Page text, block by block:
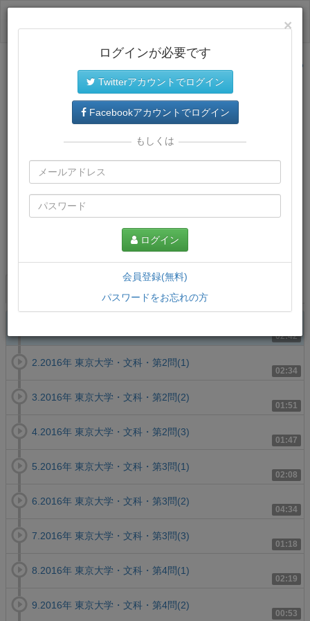
サイトトップに戻る
02:42
02:34
2.2016年 東京大学・文科・第2問(1)
01:51
3.2016年 東京大学・文科・第2問(2)
01:47
4.2016年 東京大学・文科・第2問(3)
02:08
5.2016年 東京大学・文科・第3問(1)
04:34
6.2016年 東京大学・文科・第3問(2)
01:18
7.2016年 東京大学・文科・第3問(3)
02:19
8.2016年 東京大学・文科・第4問(1)
00:53
9.2016年 東京大学・文科・第4問(2)
×
ログインが必要です
Twitterアカウントでログイン
Facebookアカウントでログイン
もしくは
ログイン
会員登録(無料)
パスワードをお忘れの方